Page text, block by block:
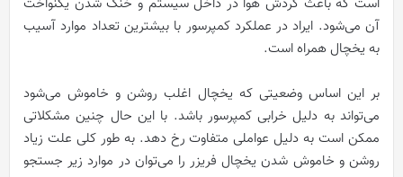
آن می‌شود. ایراد در عملکرد کمپرسور با بیشترین تعداد موارد آسیب
به یخچال همراه است.
بر این اساس وضعیتی که یخچال اغلب روشن و خاموش می‌شود
می‌تواند به دلیل خرابی کمپرسور باشد. با این حال چنین مشکلاتی
ممکن است به دلیل عواملی متفاوت رخ دهد. به طور کلی علت زیاد
روشن و خاموش شدن یخچال فریزر را می‌توان در موارد زیر جستجو